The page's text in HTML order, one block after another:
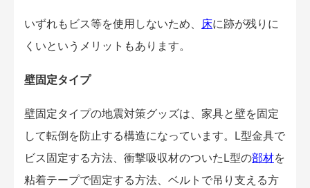
いずれもビス等を使用しないため、 床に跡が残りに
くいというメリットもあります。
壁固定タイプ
壁固定タイプの地震対策グッズは、家具と壁を固定
して転倒を防止する構造になっています。L型金具で
ビス固定する方法、衝撃吸収材のついたL型の部材を
粘着テープで固定する方法、ベルトで吊り支える方